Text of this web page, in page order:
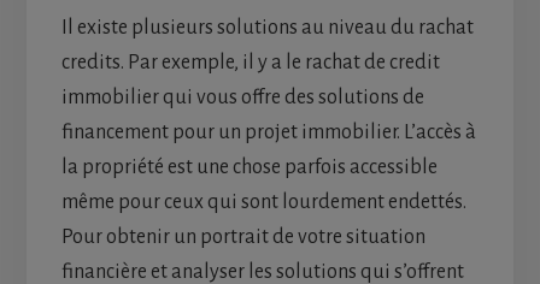
Il existe plusieurs solutions au niveau du rachat
credits. Par exemple, il y a le rachat de credit
immobilier qui vous offre des solutions de
financement pour un projet immobilier. L’accès à
la propriété est une chose parfois accessible
même pour ceux qui sont lourdement endettés.
Pour obtenir un portrait de votre situation
financière et analyser les solutions qui s’offrent